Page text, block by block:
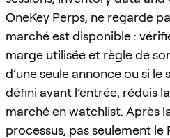
OneKey Perps, ne regarde
marché est disponible :
marge utilisée et règle de
d’une seule annonce ou si
défini avant l’entrée, réduis
marché en watchlist. Après
processus, pas seulement le